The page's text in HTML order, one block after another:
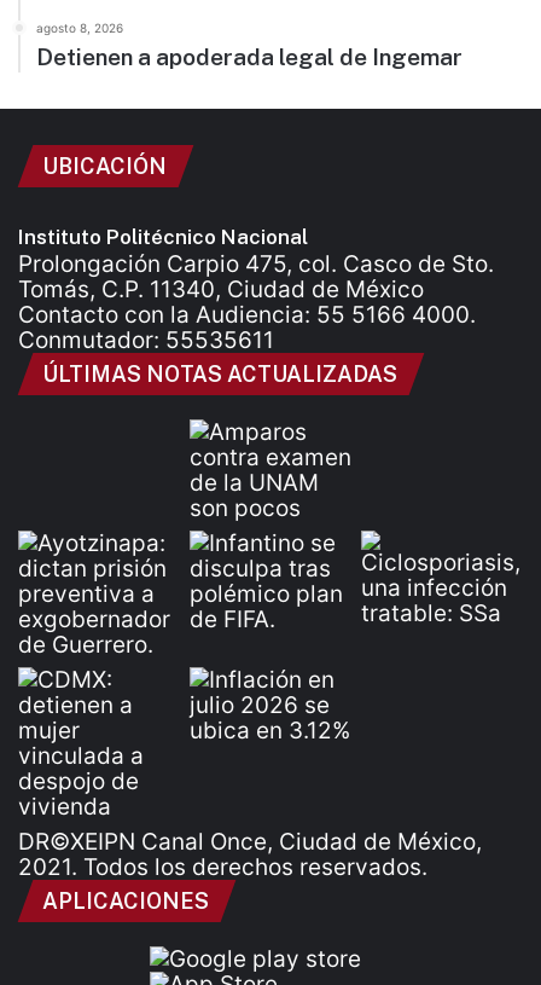
agosto 8, 2026
Detienen a apoderada legal de Ingemar
UBICACIÓN
Instituto Politécnico Nacional
Prolongación Carpio 475, col. Casco de Sto.
Tomás, C.P. 11340, Ciudad de México
Contacto con la Audiencia: 55 5166 4000.
Conmutador: 55535611
ÚLTIMAS NOTAS ACTUALIZADAS
DR©XEIPN Canal Once, Ciudad de México,
2021. Todos los derechos reservados.
APLICACIONES